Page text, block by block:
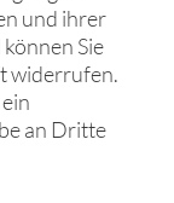
und ihrer
Sie
widerrufen.
an Dritte